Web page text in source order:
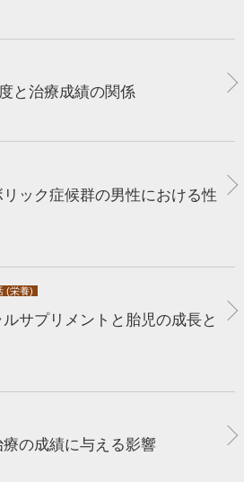
と治療成績の関係
ック症候群の男性における性
(栄養)
サプリメントと胎児の成長と
の成績に与える影響